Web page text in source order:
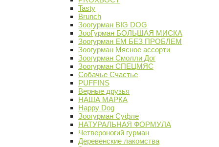
Tasty
Brunch
Зоогурман BIG DOG
ЗооГурман БОЛЬШАЯ МИСКА
Зоогурман ЕМ БЕЗ ПРОБЛЕМ
Зоогурман Мясное ассорти
Зоогурман Смолли Дог
Зоогурман СПЕЦМЯС
Собачье Счастье
PUFFINS
Верные друзья
НАША МАРКА
Happy Dog
Зоогурман Суфле
НАТУРАЛЬНАЯ ФОРМУЛА
Четвероногий гурман
Деревенские лакомства